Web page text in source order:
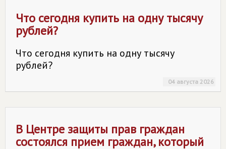
Что сегодня купить на одну тысячу
рублей?
Что сегодня купить на одну тысячу
рублей?
04 августа 2026
В Центре защиты прав граждан
состоялся прием граждан, который